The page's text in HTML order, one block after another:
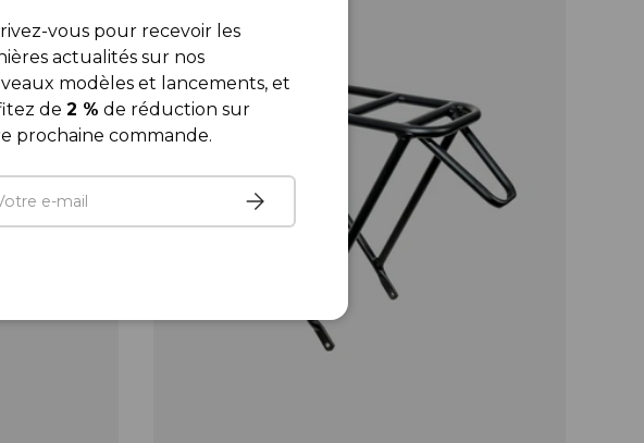
vous pour recevoir les
actualités sur nos
modèles et lancements, et
de 2 % de réduction sur
prochaine commande.
S’inscrire